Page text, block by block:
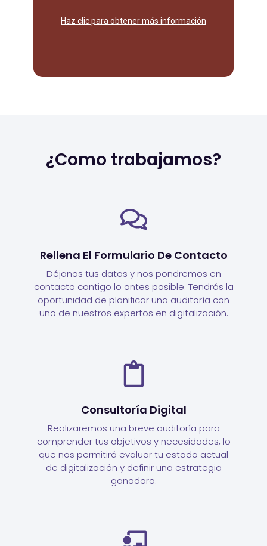
Haz clic para obtener más información
Reporte mensual de los resultados de
¿Como trabajamos?
Rellena El Formulario De Contacto
Déjanos tus datos y nos pondremos en
contacto contigo lo antes posible. Tendrás la
oportunidad de planificar una auditoría con
uno de nuestros expertos en digitalización.
Consultoría Digital
Realizaremos una breve auditoría para
comprender tus objetivos y necesidades, lo
que nos permitirá evaluar tu estado actual
de digitalización y definir una estrategia
ganadora.